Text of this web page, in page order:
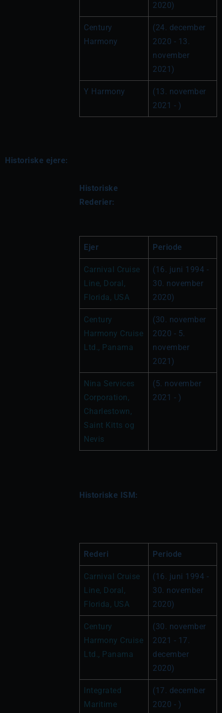
2020)
Century
Harmony
(24. december
2020 - 13.
november
2021)
Y Harmony
(13. november
2021 - )
Historiske ejere:
Historiske
Rederier:
Ejer Periode
Carnival Cruise
Line, Doral,
Florida, USA
(16. juni 1994 -
30. november
2020)
Century
Harmony Cruise
Ltd., Panama
(30. november
2020 - 5.
november
2021)
Nina Services
Corporation,
Charlestown,
Saint Kitts og
Nevis
(5. november
2021 - )
Historiske ISM:
Rederi Periode
Carnival Cruise
Line, Doral,
Florida, USA
(16. juni 1994 -
30. november
2020)
Century
Harmony Cruise
Ltd., Panama
(30. november
2021 - 17.
december
2020)
Integrated
Maritime
(17. december
2020 - )